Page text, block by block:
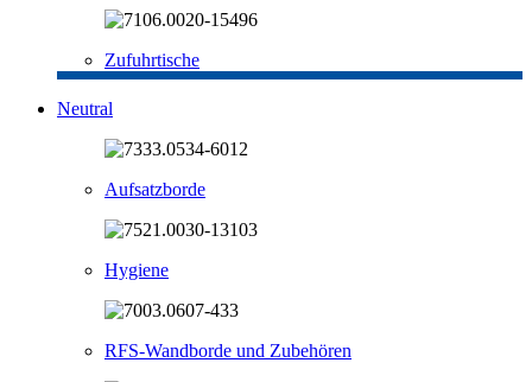
Zufuhrtische
Neutral
Aufsatzborde
Hygiene
RFS-Wandborde und Zubehören